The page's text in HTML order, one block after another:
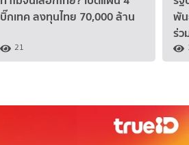
บิ๊กเทค ลงทุนไทย 70,000 ล้าน
21
พั
ร่